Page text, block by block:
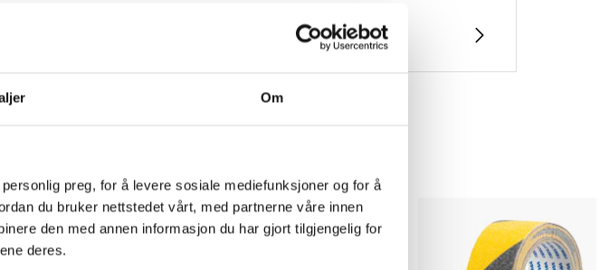
Om
preg, for å levere sosiale mediefunksjoner og for å
du bruker nettstedet vårt, med partnerne våre innen
den med annen informasjon du har gjort tilgjengelig for
deres.
også kjøpt